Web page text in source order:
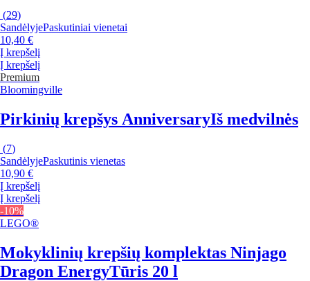
(29)
SandėlyjePaskutiniai vienetai
10,40 €
Į krepšelį
Į krepšelį
Premium
Bloomingville
Pirkinių krepšys AnniversaryIš medvilnės
(7)
SandėlyjePaskutinis vienetas
10,90 €
Į krepšelį
Į krepšelį
-10%
LEGO®
Mokyklinių krepšių komplektas Ninjago
Dragon EnergyTūris 20 l